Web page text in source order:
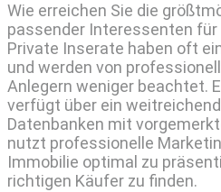
Wie erreichen Sie die
passender Interessenten für
Private Inserate haben oft
und werden von
Anlegern weniger beachtet.
verfügt über ein
Datenbanken mit
nutzt professionelle
Immobilie optimal zu
richtigen Käufer zu finden.